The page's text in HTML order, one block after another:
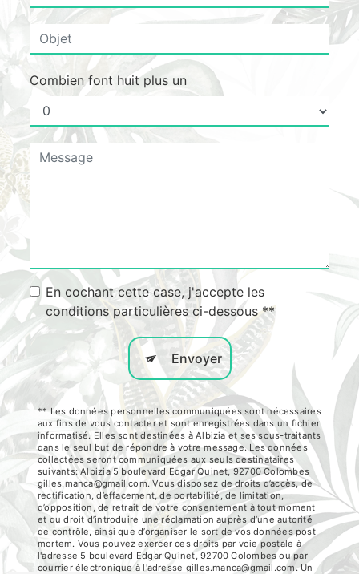
Combien font huit plus un
En cochant cette case, j'accepte les
conditions particulières ci-dessous **
Envoyer
** Les données personnelles communiquées sont nécessaires
aux fins de vous contacter et sont enregistrées dans un fichier
informatisé. Elles sont destinées à Albizia et ses sous-traitants
dans le seul but de répondre à votre message. Les données
collectées seront communiquées aux seuls destinataires
suivants: Albizia 5 boulevard Edgar Quinet, 92700 Colombes
gilles.manca@gmail.com. Vous disposez de droits d’accès, de
rectification, d’effacement, de portabilité, de limitation,
d’opposition, de retrait de votre consentement à tout moment
et du droit d’introduire une réclamation auprès d’une autorité
de contrôle, ainsi que d’organiser le sort de vos données post-
mortem. Vous pouvez exercer ces droits par voie postale à
l'adresse 5 boulevard Edgar Quinet, 92700 Colombes ou par
courrier électronique à l'adresse gilles.manca@gmail.com. Un